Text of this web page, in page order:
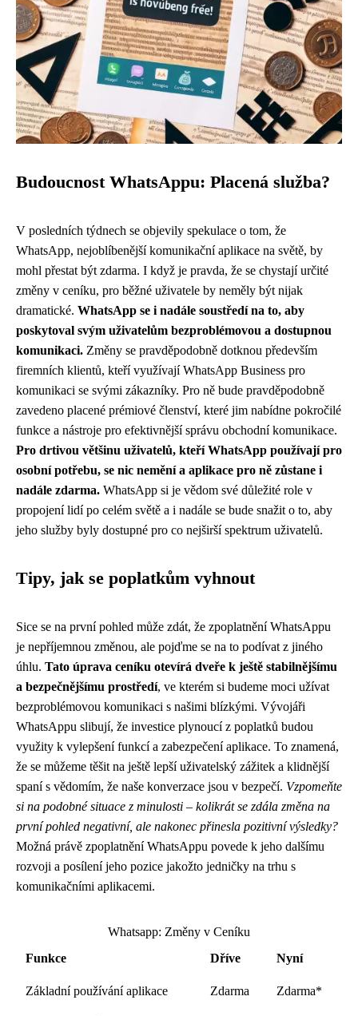
Budoucnost WhatsAppu: Placená služba?
V posledních týdnech se objevily spekulace o tom, že
WhatsApp, nejoblíbenější komunikační aplikace na světě, by
mohl přestat být zdarma. I když je pravda, že se chystají určité
změny v ceníku, pro běžné uživatele by neměly být nijak
dramatické. WhatsApp se i nadále soustředí na to, aby
poskytoval svým uživatelům bezproblémovou a dostupnou
komunikaci. Změny se pravděpodobně dotknou především
firemních klientů, kteří využívají WhatsApp Business pro
komunikaci se svými zákazníky. Pro ně bude pravděpodobně
zavedeno placené prémiové členství, které jim nabídne pokročilé
funkce a nástroje pro efektivnější správu obchodní komunikace.
Pro drtivou většinu uživatelů, kteří WhatsApp používají pro
osobní potřebu, se nic nemění a aplikace pro ně zůstane i
nadále zdarma. WhatsApp si je vědom své důležité role v
propojení lidí po celém světě a i nadále se bude snažit o to, aby
jeho služby byly dostupné pro co nejširší spektrum uživatelů.
Tipy, jak se poplatkům vyhnout
Sice se na první pohled může zdát, že zpoplatnění WhatsAppu
je nepříjemnou změnou, ale pojďme se na to podívat z jiného
úhlu. Tato úprava ceníku otevírá dveře k ještě stabilnějšímu
a bezpečnějšímu prostředí, ve kterém si budeme moci užívat
bezproblémovou komunikaci s našimi blízkými. Vývojáři
WhatsAppu slibují, že investice plynoucí z poplatků budou
využity k vylepšení funkcí a zabezpečení aplikace. To znamená,
že se můžeme těšit na ještě lepší uživatelský zážitek a klidnější
spaní s vědomím, že naše konverzace jsou v bezpečí. Vzpomeňte
si na podobné situace z minulosti – kolikrát se zdála změna na
první pohled negativní, ale nakonec přinesla pozitivní výsledky?
Možná právě zpoplatnění WhatsAppu povede k jeho dalšímu
rozvoji a posílení jeho pozice jakožto jedničky na trhu s
komunikačními aplikacemi.
Whatsapp: Změny v Ceníku
Funkce
Dříve Nyní
Základní používání aplikace Zdarma Zdarma*